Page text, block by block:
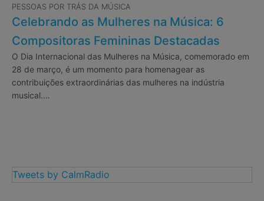
PESSOAS POR TRÁS DA MÚSICA
Celebrando as Mulheres na Música: 6
Compositoras Femininas Destacadas
O Dia Internacional das Mulheres na Música, comemorado em
28 de março, é um momento para homenagear as
contribuições extraordinárias das mulheres na indústria
musical.…
Tweets by CalmRadio